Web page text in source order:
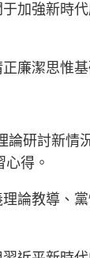
加強新時
廉潔思惟
研討新
得。
論教導、